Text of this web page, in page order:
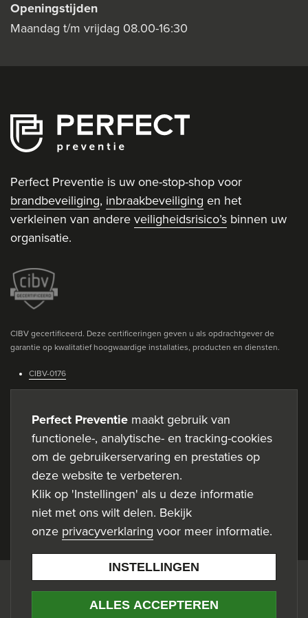
C
O
O
K
I
O
Perfect Preventie maakt gebruik van
functionele-, analytische- en tracking-cookies
om de gebruikerservaring en prestaties op
deze website te verbeteren.
Klik op 'Instellingen' als u deze informatie
niet met ons wilt delen. Bekijk
onze privacyverklaring voor meer informatie.
ALLES ACCEPTEREN
INSTELLINGEN
Openingstijden
Maandag t/m vrijdag 08.00-16:30
Perfect Preventie is uw one-stop-shop voor
brandbeveiliging, inbraakbeveiliging en het
verkleinen van andere veiligheidsrisico’s binnen uw
organisatie.
CIBV gecertificeerd. Deze certificeringen geven u als opdrachtgever de
garantie op kwalitatief hoogwaardige installaties, producten en diensten.
CIBV-0176
Aangesloten bij de Federatie Veilig Nederland. De Federatie Veilig
Nederland is een professionele ondernemersvereniging met een groot
aantal leden, alle gespecialiseerde bedrijven met oplossingen voor vele
© 2026 Perfect Preventie